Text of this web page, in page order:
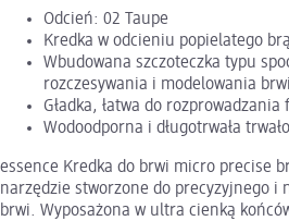
Odcień: 02 Taupe
Kredka w odcieniu popielatego
Wbudowana szczoteczka typu
rozczesywania i modelowania brwi
Gładka, łatwa do rozprowadzania
Wodoodporna i długotrwała
essence Kredka do brwi micro precise
narzędzie stworzone do precyzyjnego i
brwi. Wyposażona w ultra cienką